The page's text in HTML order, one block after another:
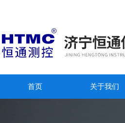
首页 关于我们